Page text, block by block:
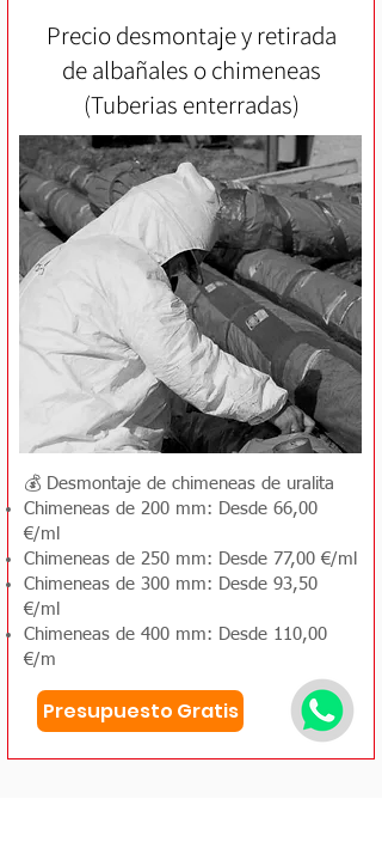
Precio desmontaje y retirada
de albañales o chimeneas
(Tuberias enterradas)
💰 Desmontaje de chimeneas de uralita
Chimeneas de 200 mm: Desde 66,00
€/ml
Chimeneas de 250 mm: Desde 77,00 €/ml
Chimeneas de 300 mm: Desde 93,50
€/ml
Chimeneas de 400 mm: Desde 110,00
€/m
Presupuesto Gratis